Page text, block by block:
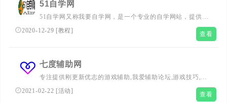
享受无限乐趣。加入QQ皇族馆，开启您的自我提升之旅！
51自学网
51自学网又称我要自学网，是一个专业的自学网站，提供我
要自学网教程：自学CAD、自学pro/e、自学C语言等计算机
辅助设计、图形图像、计算机编程、计算机基础等的自学视
2020-12-29 [教程] 查看
七度辅助网
专注提供刚更新优志的游戏辅助,我爱辅助论坛,游戏技巧,游
戏活动；打造最稳定绿色的辅助分享站,提供的热门游戏辅
2021-02-22 [活动] 查看